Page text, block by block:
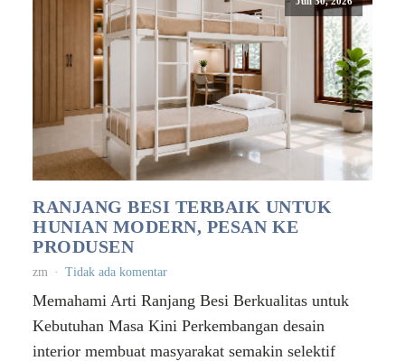
RANJANG BESI TERBAIK UNTUK
HUNIAN MODERN, PESAN KE
PRODUSEN
zm Tidak ada komentar
Memahami Arti Ranjang Besi Berkualitas untuk
Kebutuhan Masa Kini Perkembangan desain
interior membuat masyarakat semakin selektif